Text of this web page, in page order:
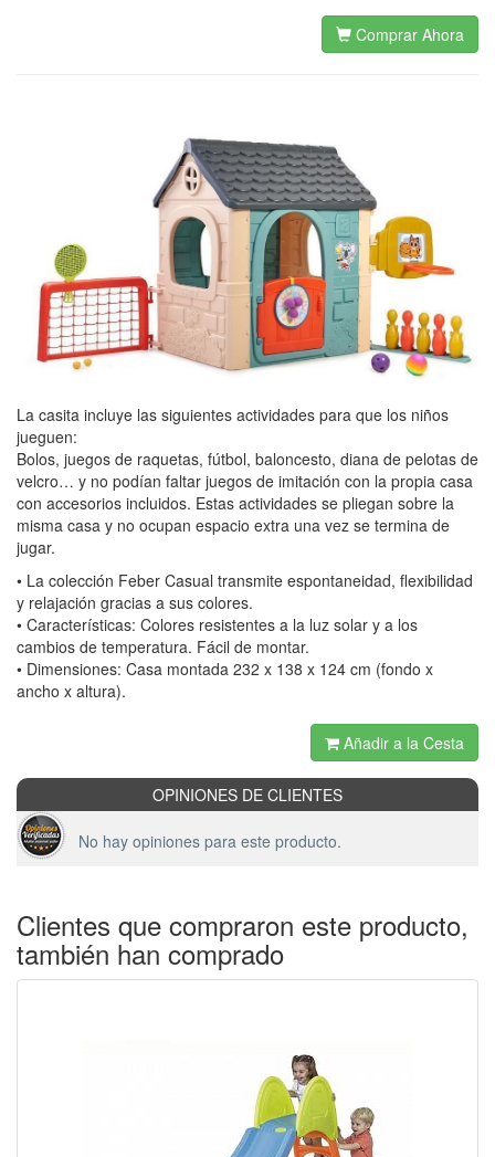
Comprar Ahora
La casita incluye las siguientes actividades para que los niños
jueguen:
Bolos, juegos de raquetas, fútbol, baloncesto, diana de pelotas de
velcro… y no podían faltar juegos de imitación con la propia casa
con accesorios incluidos. Estas actividades se pliegan sobre la
misma casa y no ocupan espacio extra una vez se termina de
jugar.
• La colección Feber Casual transmite espontaneidad, flexibilidad
y relajación gracias a sus colores.
• Características: Colores resistentes a la luz solar y a los
cambios de temperatura. Fácil de montar.
• Dimensiones: Casa montada 232 x 138 x 124 cm (fondo x
ancho x altura).
Añadir a la Cesta
OPINIONES DE CLIENTES
No hay opiniones para este producto.
Clientes que compraron este producto,
también han comprado